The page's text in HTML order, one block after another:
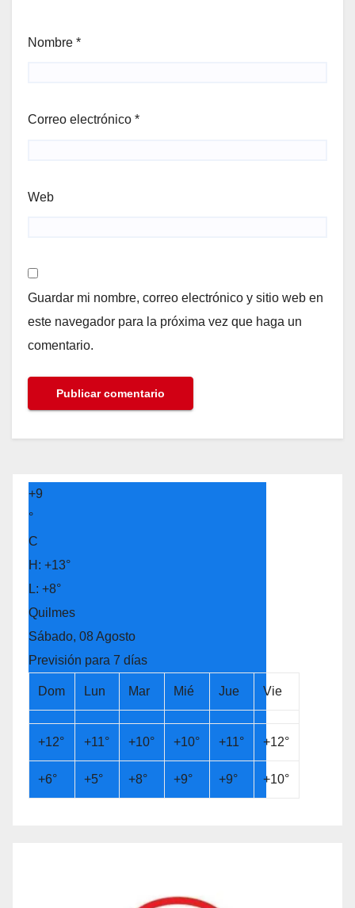
Nombre *
Correo electrónico *
Web
Guardar mi nombre, correo electrónico y sitio web en
este navegador para la próxima vez que haga un
comentario.
+9
°
C
H: +13°
L: +8°
Quilmes
Sábado, 08 Agosto
Previsión para 7 días
Dom Lun Mar Mié Jue Vie
+12° +11° +10° +10° +11° +12°
+6° +5° +8° +9° +9° +10°